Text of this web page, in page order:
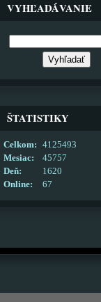
VYHĽADÁVANIE
ŠTATISTIKY
Online: 67
Celkom:
4125493
Mesiac:
45757
Deň:
1620